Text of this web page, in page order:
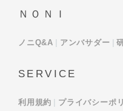
ＮＯＮＩ
ノニQ&A アンバサダー
SERVICE
利用規約 プライバシーポ